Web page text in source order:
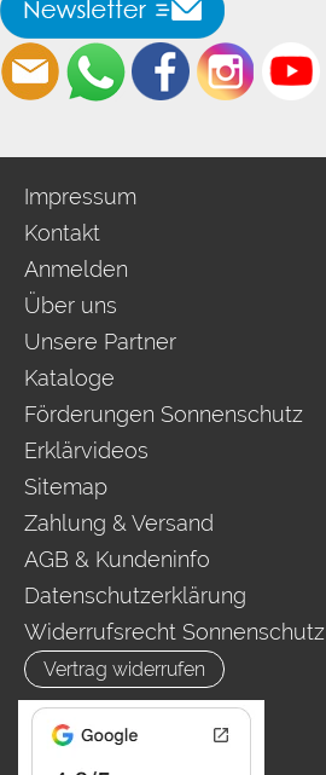
Impressum
Kontakt
Anmelden
Über uns
Unsere Partner
Kataloge
Förderungen Sonnenschutz
Erklärvideos
Sitemap
Zahlung & Versand
AGB & Kundeninfo
Datenschutzerklärung
Widerrufsrecht Sonnenschutz
Vertrag widerrufen